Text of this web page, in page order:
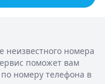
неизвестного номера
поможет вам
номеру телефона в